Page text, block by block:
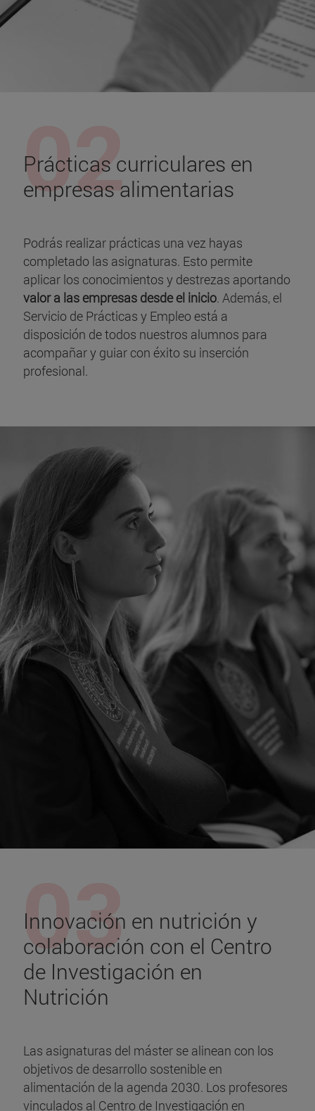
Prácticas curriculares en
empresas alimentarias
Podrás realizar prácticas una vez hayas
completado las asignaturas. Esto permite
aplicar los conocimientos y destrezas aportando
valor a las empresas desde el inicio. Además, el
Servicio de Prácticas y Empleo está a
disposición de todos nuestros alumnos para
acompañar y guiar con éxito su inserción
profesional.
Innovación en nutrición y
colaboración con el Centro
de Investigación en
Nutrición
Las asignaturas del máster se alinean con los
objetivos de desarrollo sostenible en
alimentación de la agenda 2030. Los profesores
vinculados al Centro de Investigación en